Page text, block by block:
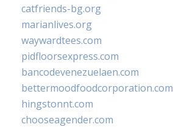
catfriends-bg.org
marianlives.org
waywardtees.com
pidfloorsexpress.com
bancodevenezuelaen.com
bettermoodfoodcorporation.com
hingstonnt.com
chooseagender.com